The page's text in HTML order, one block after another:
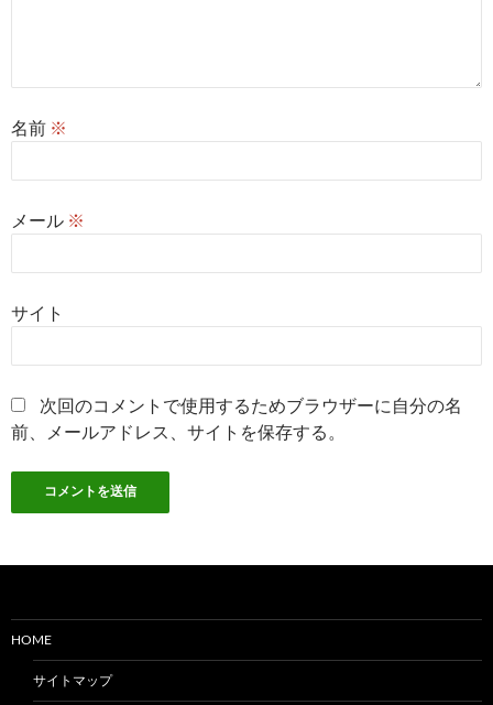
名前 ※
メール ※
サイト
次回のコメントで使用するためブラウザーに自分の名
前、メールアドレス、サイトを保存する。
HOME
サイトマップ